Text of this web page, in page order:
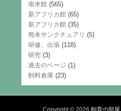
南米館 (565)
新アフリカ館 (65)
新アフリカ館 (35)
熊本サンクチュアリ (5)
研修、出張 (118)
研究 (3)
過去のページ (1)
飼料倉庫 (23)
Copyright © 2026 飼育の部屋